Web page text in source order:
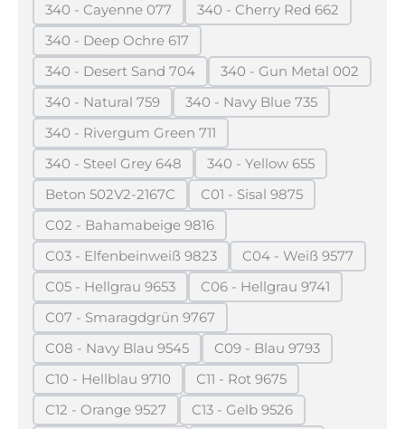
340 - Cayenne 077
(Diese Option ist zurzeit nicht verfügbar.)
340 - Cherry Red 662
(Diese Option ist
340 - Deep Ochre 617
(Diese Option ist zurzeit nicht verfügbar.)
340 - Desert Sand 704
(Diese Option ist zurzeit nicht verfügbar.)
340 - Gun Metal 002
(Diese Option ist
340 - Natural 759
(Diese Option ist zurzeit nicht verfügbar.)
340 - Navy Blue 735
(Diese Option ist zurzeit
340 - Rivergum Green 711
(Diese Option ist zurzeit nicht verfügbar.)
340 - Steel Grey 648
(Diese Option ist zurzeit nicht verfügbar.)
340 - Yellow 655
(Diese Option ist
Beton 502V2-2167C
(Diese Option ist zurzeit nicht verfügbar.)
C01 - Sisal 9875
(Diese Option ist zurzeit
C02 - Bahamabeige 9816
(Diese Option ist zurzeit nicht verfügbar.)
C03 - Elfenbeinweiß 9823
(Diese Option ist zurzeit nicht verfügbar.)
C04 - Weiß 9577
(Diese Option ist
C05 - Hellgrau 9653
(Diese Option ist zurzeit nicht verfügbar.)
C06 - Hellgrau 9741
(Diese Option ist
C07 - Smaragdgrün 9767
(Diese Option ist zurzeit nicht verfügbar.)
C08 - Navy Blau 9545
(Diese Option ist zurzeit nicht verfügbar.)
C09 - Blau 9793
(Diese Option ist
C10 - Hellblau 9710
(Diese Option ist zurzeit nicht verfügbar.)
C11 - Rot 9675
(Diese Option ist zurzeit
C12 - Orange 9527
(Diese Option ist zurzeit nicht verfügbar.)
C13 - Gelb 9526
(Diese Option ist zurzeit